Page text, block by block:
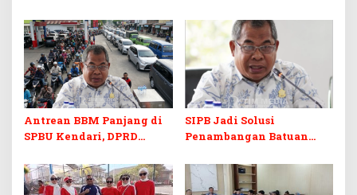
Kuliah Gratis
Digital
Antrean BBM Panjang di
SPBU Kendari, DPRD
Barcode Curang
SIPB Jadi Solusi
Penambangan Batuan
di Sultra